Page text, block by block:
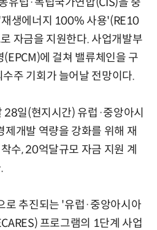
유럽·독립국가연합(CIS)을 중
생에너지 100% 사용'(RE10
자금을 지원한다. 사업개발부
에 걸쳐 밸류체인을 구
주 기회가 늘어날 전망이다.
일(현지시간) 유럽·중앙아시
제개발 역량을 강화를 위해 재
수, 20억달규모 자금 지원 계
로 추진되는 '유럽·중앙아시아
프로그램의 1단계 사업